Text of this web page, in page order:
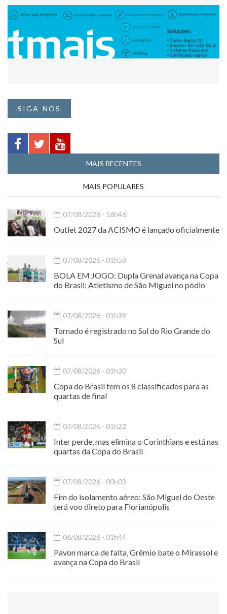
SIGA-NOS
MAIS RECENTES
MAIS POPULARES
07/08/2026 - 16h46
Outlet 2027 da ACISMO é lançado oficialmente
07/08/2026 - 01h58
BOLA EM JOGO: Dupla Grenal avança na Copa
do Brasil; Atletismo de São Miguel no pódio
07/08/2026 - 01h39
Tornado é registrado no Sul do Rio Grande do
Sul
07/08/2026 - 01h30
Copa do Brasil tem os 8 classificados para as
quartas de final
07/08/2026 - 01h22
Inter perde, mas elimina o Corinthians e está nas
quartas da Copa do Brasil
07/08/2026 - 00h03
Fim do isolamento aéreo: São Miguel do Oeste
terá voo direto para Florianópolis
06/08/2026 - 01h44
Pavon marca de falta, Grêmio bate o Mirassol e
avança na Copa do Brasil